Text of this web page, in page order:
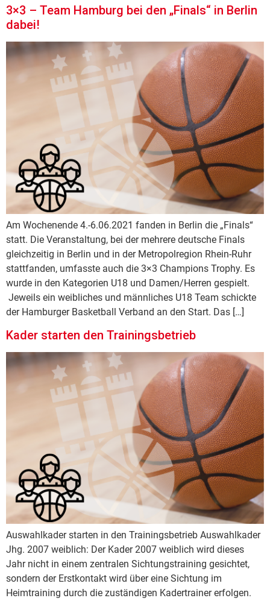
3×3 – Team Hamburg bei den „Finals“ in Berlin
dabei!
Am Wochenende 4.-6.06.2021 fanden in Berlin die „Finals“
statt. Die Veranstaltung, bei der mehrere deutsche Finals
gleichzeitig in Berlin und in der Metropolregion Rhein-Ruhr
stattfanden, umfasste auch die 3×3 Champions Trophy. Es
wurde in den Kategorien U18 und Damen/Herren gespielt.
Jeweils ein weibliches und männliches U18 Team schickte
der Hamburger Basketball Verband an den Start. Das […]
Kader starten den Trainingsbetrieb
Auswahlkader starten in den Trainingsbetrieb Auswahlkader
Jhg. 2007 weiblich: Der Kader 2007 weiblich wird dieses
Jahr nicht in einem zentralen Sichtungstraining gesichtet,
sondern der Erstkontakt wird über eine Sichtung im
Heimtraining durch die zuständigen Kadertrainer erfolgen.